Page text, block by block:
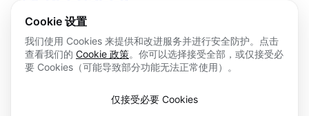
© 2026 杭州深度求索人工智能基础技术研究有限公司 版权所
浙ICP备2023025841号
Cookie 设置
我们使用 Cookies 来提供和改进服务并进行安全防护。点击
查看我们的 Cookie 政策。你可以选择接受全部，或仅接受必
要 Cookies（可能导致部分功能无法正常使用）。
仅接受必要 Cookies